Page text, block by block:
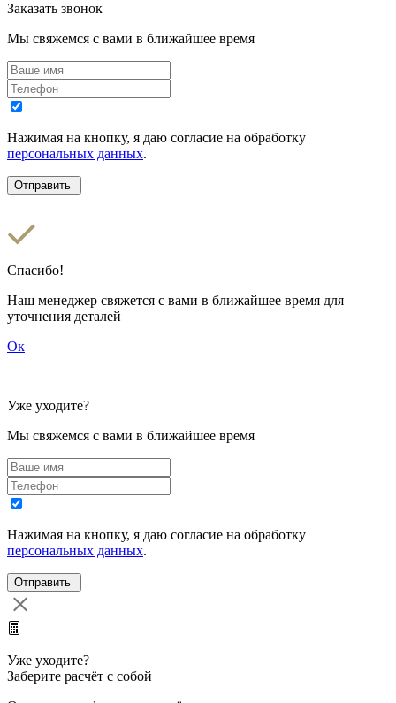
Заказать звонок
Мы свяжемся с вами в ближайшее время
Нажимая на кнопку, я даю согласие на обработку
персональных данных.
Спасибо!
Наш менеджер свяжется с вами в ближайшее время для
уточнения деталей
Ок
Уже уходите?
Мы свяжемся с вами в ближайшее время
Нажимая на кнопку, я даю согласие на обработку
персональных данных.
Уже уходите?
Заберите расчёт с собой